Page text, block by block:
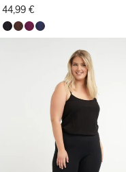
44,99 €